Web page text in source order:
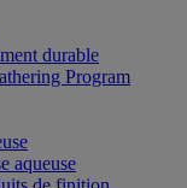
durable
Program
aqueuse